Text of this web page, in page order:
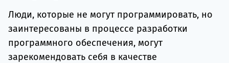
Люди, которые не могут программировать, но
заинтересованы в процессе разработки
программного обеспечения, могут
зарекомендовать себя в качестве